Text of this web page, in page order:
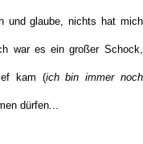
und glaube, nichts hat mich
war es ein großer Schock,
kam (ich bin immer noch
dürfen...